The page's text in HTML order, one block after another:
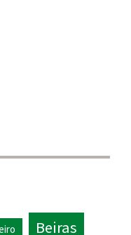
Beiras